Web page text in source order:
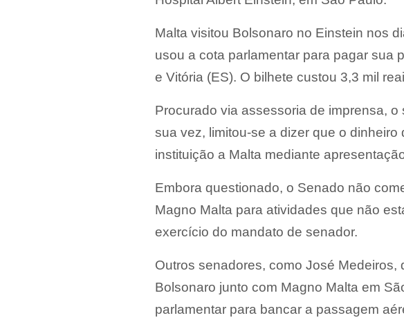
Malta visitou Bolsonaro no Einstein nos
usou a cota parlamentar para pagar sua
e Vitória (ES). O bilhete custou 3,3 mil
Procurado via assessoria de imprensa,
sua vez, limitou-se a dizer que o
instituição a Malta mediante
Embora questionado, o Senado não
Magno Malta para atividades que não
exercício do mandato de senador.
Outros senadores, como José
Bolsonaro junto com Magno Malta em
parlamentar para bancar a passagem